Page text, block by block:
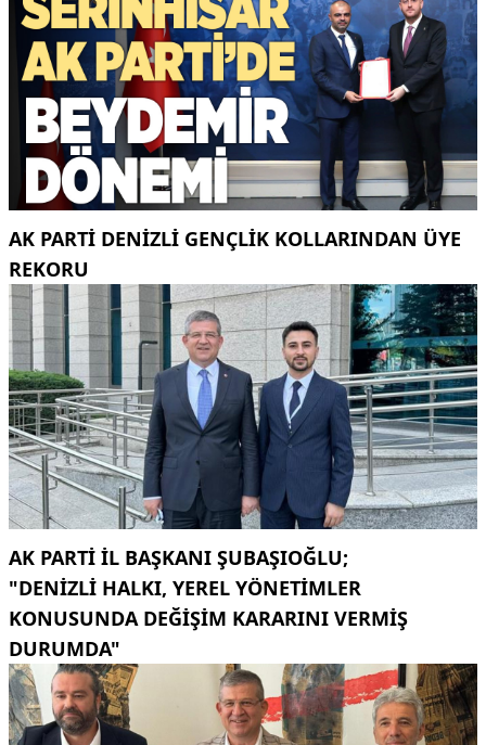
AK PARTI DENIZLI GENÇLIK KOLLARINDAN ÜYE
REKORU
AK PARTI İL BAŞKANI ŞUBAŞIOĞLU;
"DENIZLI HALKI, YEREL YÖNETIMLER
KONUSUNDA DEĞIŞIM KARARINI VERMIŞ
DURUMDA"